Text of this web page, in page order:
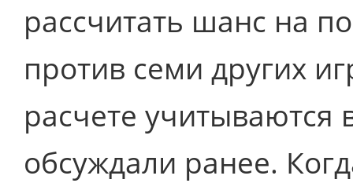
рассчитать шанс на
против семи других
расчете
обсуждали ранее.